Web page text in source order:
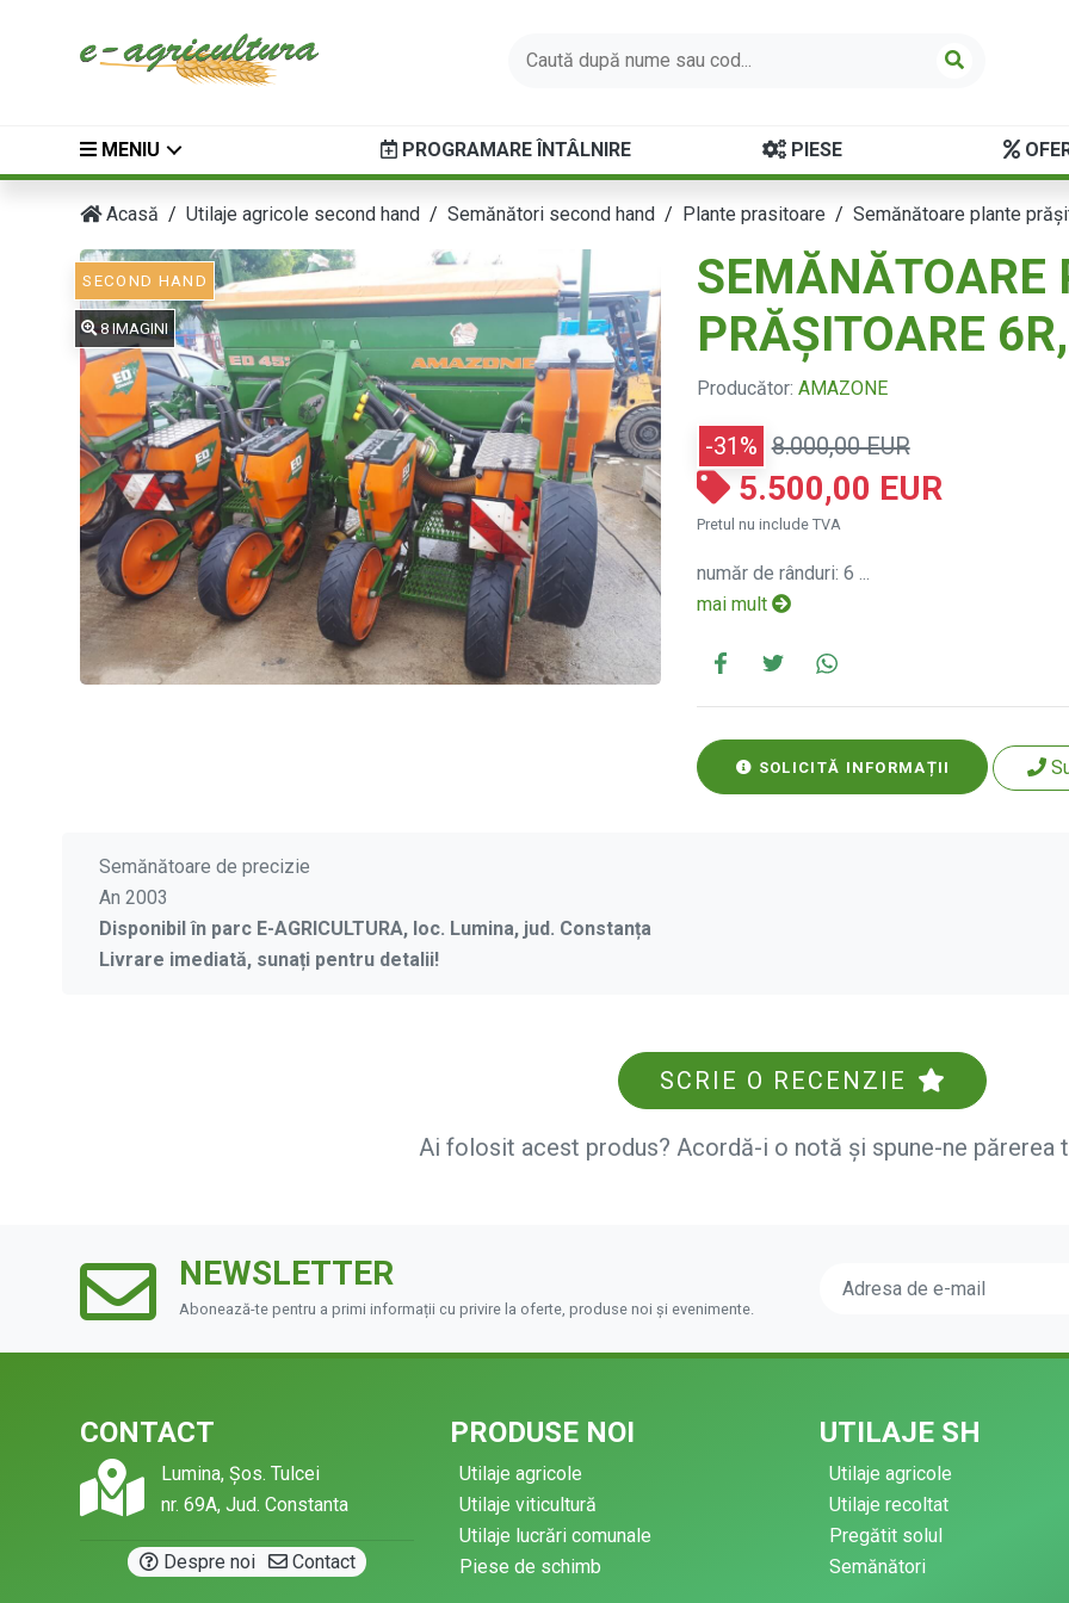
MENIU PROGRAMARE ÎNTÂLNIRE PIESE
Acasă Utilaje agricole second hand Semănători second hand Plante prasitoare Semănătoare plante
SECOND HAND
8 IMAGINI
SEMĂNĂTOARE
PRĂŞITOARE
Producător: AMAZONE
-31% 8.000,00 EUR
5.500,00 EUR
Pretul nu include TVA
număr de rânduri: 6 ...
mai mult
SOLICITĂ INFORMAȚII
Semănătoare de precizie
An 2003
Disponibil în parc E-AGRICULTURA, loc. Lumina, jud. Constanța
Livrare imediată, sunați pentru detalii!
SCRIE O RECENZIE
Ai folosit acest produs? Acordă-i o notă și spune-ne părerea
NEWSLETTER
Abonează-te pentru a primi informații cu privire la oferte, produse noi și evenimente.
CONTACT
Lumina, Șos. Tulcei
nr. 69A, Jud. Constanta
Despre noi· Contact
PRODUSE NOI
Utilaje agricole
Utilaje viticultură
Utilaje lucrări comunale
Piese de schimb
UTILAJE SH
Utilaje agricole
Utilaje recoltat
Pregătit solul
Semănători